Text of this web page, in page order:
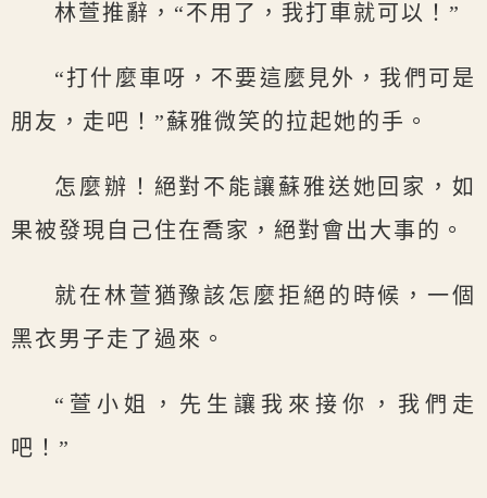
林萱推辭，“不用了，我打車就可以！”
“打什麼車呀，不要這麼見外，我們可是
朋友，走吧！”蘇雅微笑的拉起她的手。
怎麼辦！絕對不能讓蘇雅送她回家，如
果被發現自己住在喬家，絕對會出大事的。
就在林萱猶豫該怎麼拒絕的時候，一個
黑衣男子走了過來。
“萱小姐，先生讓我來接你，我們走
吧！”